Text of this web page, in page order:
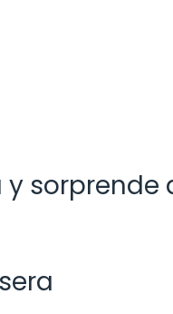
sorprende